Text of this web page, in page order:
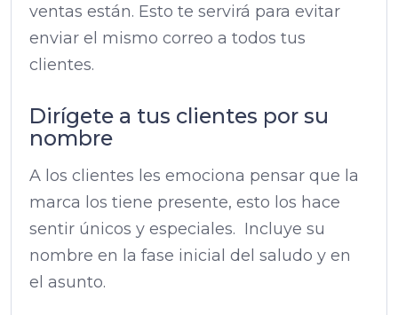
ventas están. Esto te servirá para evitar
enviar el mismo correo a todos tus
clientes.
Dirígete a tus clientes por su
nombre
A los clientes les emociona pensar que la
marca los tiene presente, esto los hace
sentir únicos y especiales. Incluye su
nombre en la fase inicial del saludo y en
el asunto.